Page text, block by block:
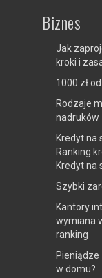
Biznes
Jak
kroki i
1000 zł
Rodzaje
nadruków
Kredyt na
Ranking
Kredyt na
Szybki
Kantory
wymiana
ranking
Pieniądze
w domu?